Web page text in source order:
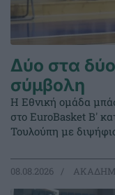
Δύο στα
σύμβολη
Η Εθνική ομάδα
στο EuroBasket Β'
Τουλούπη με
08.08.2026